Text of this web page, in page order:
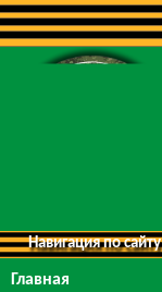
Навигация по сайту
Главная